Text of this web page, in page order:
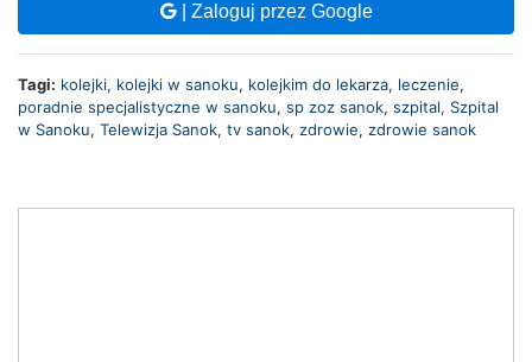
| Zaloguj przez Google
Tagi: kolejki, kolejki w sanoku, kolejkim do lekarza, leczenie,
poradnie specjalistyczne w sanoku, sp zoz sanok, szpital, Szpital
w Sanoku, Telewizja Sanok, tv sanok, zdrowie, zdrowie sanok